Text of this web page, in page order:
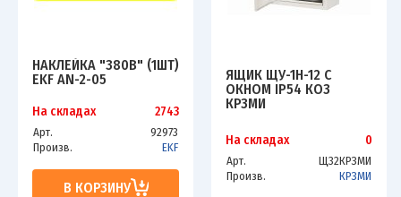
НАКЛЕЙКА "380В" (1ШТ)
EKF AN-2-05
На складах 2743
Арт.
92973
Произв.
EKF
В КОРЗИНУ
ЯЩИК ЩУ-1Н-12 С
ОКНОМ IP54 КОЗ
КРЗМИ
На складах 0
Арт.
Щ32КРЗМИ
Произв.
КРЗМИ